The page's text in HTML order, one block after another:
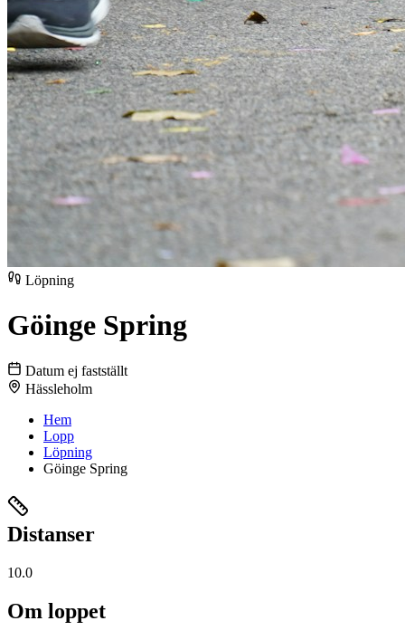
Löpning
Göinge Spring
Datum ej fastställt
Hässleholm
Hem
Lopp
Löpning
Göinge Spring
Distanser
10.0
Om loppet